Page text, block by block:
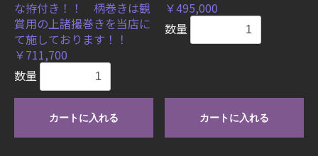
な拵付き！！ 柄巻きは観
賞用の上諸撮巻きを当店に
て施しております！！
￥711,700
数量
カートに入れる
￥495,000
数量
カートに入れる